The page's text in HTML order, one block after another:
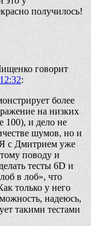
получилось!
говорит
:
более
на низких
100), и дело не
шумов, но и
Я с Дмитрием уже
поводу и
тесты 6D и
в лоб», что
только у него
надеюсь,
такими тестами